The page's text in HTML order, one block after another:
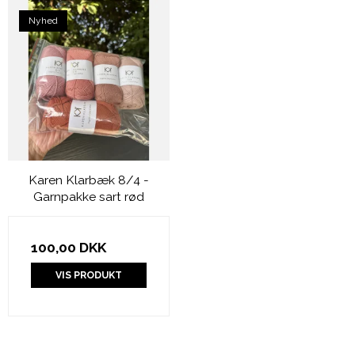
Nyhed
Karen Klarbæk 8/4 -
Garnpakke sart rød
100,00 DKK
VIS PRODUKT